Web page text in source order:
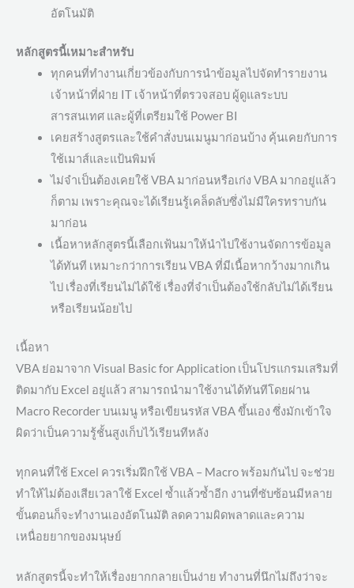
อัตโนมัติ
หลักสูตรนี้เหมาะสำหรับ
ทุกคนที่ทำงานเกี่ยวข้องกับการนำข้อมูลไปจัดทำรายงาน
เจ้าหน้าที่ฝ่าย IT เจ้าหน้าที่ตรวจสอบ ผู้ดูแลระบบ
สารสนเทศ และผู้ที่เตรียมใช้ Power BI
เคยสร้างสูตรและใช้คำสั่งบนเมนูมาก่อนบ้าง คุ้นเคยกับการ
ใช้เมาส์และแป้นพิมพ์
ไม่จำเป็นต้องเคยใช้ VBA มาก่อนหรือเก่ง VBA มากอยู่แล้ว
ก็ตาม เพราะคุณจะได้เรียนรู้เคล็ดลับซึ่งไม่มีใครทราบกัน
มาก่อน
เนื้อหาหลักสูตรนี้เลือกเฟ้นมาให้นำไปใช้งานจัดการข้อมูล
ได้ทันที เหมาะกว่าการเรียน VBA ที่มีเนื้อหากว้างมากเกิน
ไป เรื่องที่เรียนไม่ได้ใช้ เรื่องที่จำเป็นต้องใช้กลับไม่ได้เรียน
หรือเรียนน้อยไป
เนื้อหา
VBA ย่อมาจาก Visual Basic for Application เป็นโปรแกรมเสริมที่
ติดมากับ Excel อยู่แล้ว สามารถนำมาใช้งานได้ทันทีโดยผ่าน
Macro Recorder บนเมนู หรือเขียนรหัส VBA ขึ้นเอง ซึ่งมักเข้าใจ
ผิดว่าเป็นความรู้ชั้นสูงเก็บไว้เรียนทีหลัง
ทุกคนที่ใช้ Excel ควรเริ่มฝึกใช้ VBA – Macro พร้อมกันไป จะช่วย
ทำให้ไม่ต้องเสียเวลาใช้ Excel ซ้ำแล้วซ้ำอีก งานที่ซับซ้อนมีหลาย
ขั้นตอนก็จะทำงานเองอัตโนมัติ ลดความผิดพลาดและความ
เหนื่อยยากของมนุษย์
หลักสูตรนี้จะทำให้เรื่องยากกลายเป็นง่าย ทำงานที่นึกไม่ถึงว่าจะ